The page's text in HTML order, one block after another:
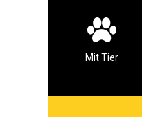
Mit Tier